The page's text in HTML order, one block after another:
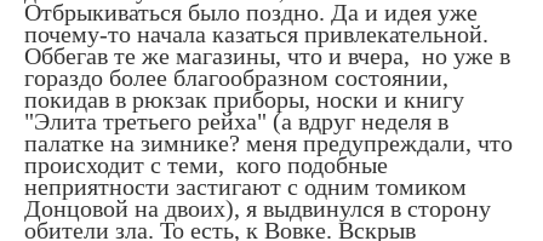
Отбрыкиваться было поздно. Да и идея уже
почему-то начала казаться привлекательной.
Оббегав те же магазины, что и вчера, но уже в
гораздо более благообразном состоянии,
покидав в рюкзак приборы, носки и книгу
"Элита третьего рейха" (а вдруг неделя в
палатке на зимнике? меня предупреждали, что
происходит с теми, кого подобные
неприятности застигают с одним томиком
Донцовой на двоих), я выдвинулся в сторону
обители зла. То есть, к Вовке. Вскрыв